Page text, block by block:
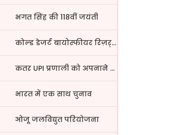
भगत सिंह की 118वीं जयंती
कोल्ड डेजर्ट बायोस्फीयर रिज़र्...
कतर UPI प्रणाली को अपनाने वाला...
भारत में एक साथ चुनाव
ओजू जलविद्युत परियोजना